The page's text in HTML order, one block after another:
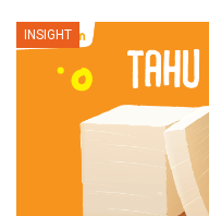
INSIGHT